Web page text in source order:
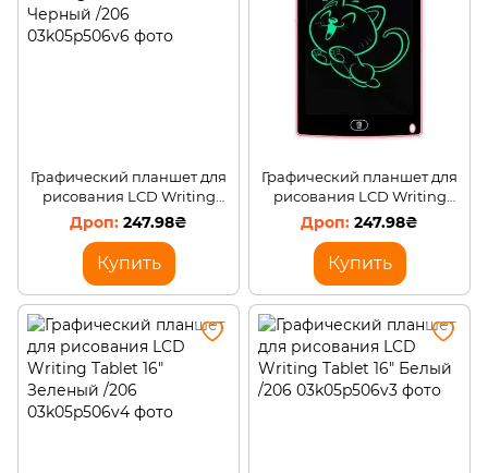
Графический планшет для
рисования LCD Writing
Tablet 16" Черный /206
247.98₴
Купить
Графический планшет для
рисования LCD Writing
Tablet 16" Розовый /206
247.98₴
Купить